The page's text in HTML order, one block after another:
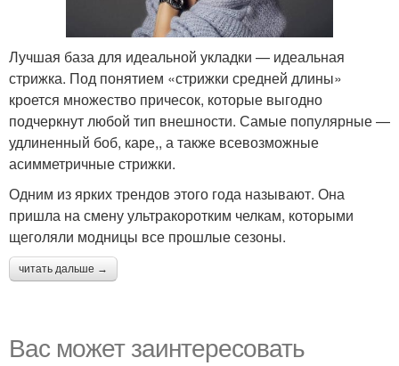
Лучшая база для идеальной укладки — идеальная
стрижка. Под понятием «стрижки средней длины»
кроется множество причесок, которые выгодно
подчеркнут любой тип внешности. Самые популярные —
удлиненный боб, каре,, а также всевозможные
асимметричные стрижки.
Одним из ярких трендов этого года называют. Она
пришла на смену ультракоротким челкам, которыми
щеголяли модницы все прошлые сезоны.
читать дальше →
Вас может заинтересовать